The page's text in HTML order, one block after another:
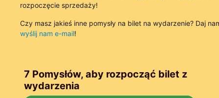
rozpoczęcie sprzedaży!
Czy masz jakieś inne pomysły na bilet na wydarzenie? Daj
wyślij nam e-mail!
7 Pomysłów, aby rozpocząć bilet z
wydarzenia